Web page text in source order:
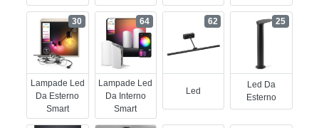
Lampade Led
Da Esterno
Smart
30
Lampade Led
Da Interno
Smart
64
Led
62
Led Da
Esterno
25